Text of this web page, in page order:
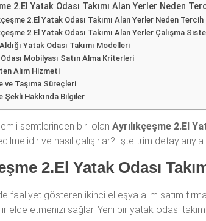
2.El Yatak Odası Takımı Alan Yerler Neden
2.El Yatak Odası Takımı Alan Yerler Neden
2.El Yatak Odası Takımı Alan Yerler Çalışma
Yatak Odası Takımı Modelleri
Mobilyası Satın Alma Kriterleri
Alım Hizmeti
ve Taşıma Süreçleri
Şekli Hakkında Bilgiler
semtlerinden biri olan Ayrılıkçeşme 2.El
ve nasıl çalışırlar? İşte tüm
2.El Yatak Odası
faaliyet gösteren ikinci el eşya alım satım
elde etmenizi sağlar. Yeni bir yatak odası